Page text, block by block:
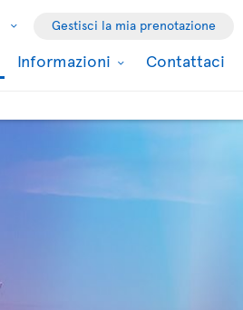
Gestisci la mia prenotazione
Informazioni Contattaci